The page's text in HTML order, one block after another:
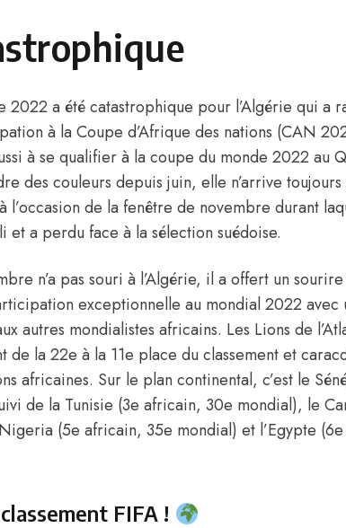
2022 a été catastrophique pour l’Algérie qui a
à la Coupe d’Afrique des nations (CAN
à se qualifier à la coupe du monde 2022 au
des couleurs depuis juin, elle n’arrive toujours
de la fenêtre de novembre durant
et a perdu face à la sélection suédoise.
n’a pas souri à l’Algérie, il a offert un
exceptionnelle au mondial 2022 avec
autres mondialistes africains. Les Lions de
de la 22e à la 11e place du classement et
africaines. Sur le plan continental, c’est le
de la Tunisie (3e africain, 30e mondial), le
(5e africain, 35e mondial) et l’Egypte
FIFA !